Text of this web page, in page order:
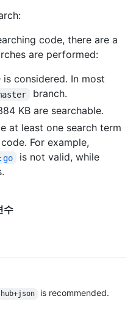
code, there are a
are performed:
is considered. In most
branch.
KB are searchable.
at least one search term
For example,
is not valid, while
수
is recommended.